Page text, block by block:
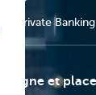
Private Banking
Épargne et